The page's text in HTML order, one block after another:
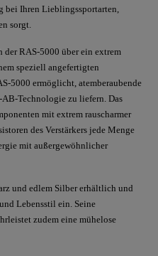
bei Ihren Lieblingssportarten,
sorgt.
der RAS-5000 über ein extrem
speziell angefertigten
5000 ermöglicht, atemberaubende
Technologie zu liefern. Das
mit extrem rauscharmer
des Verstärkers jede Menge
mit außergewöhnlicher
und edlem Silber erhältlich und
Lebensstil ein. Seine
zudem eine mühelose